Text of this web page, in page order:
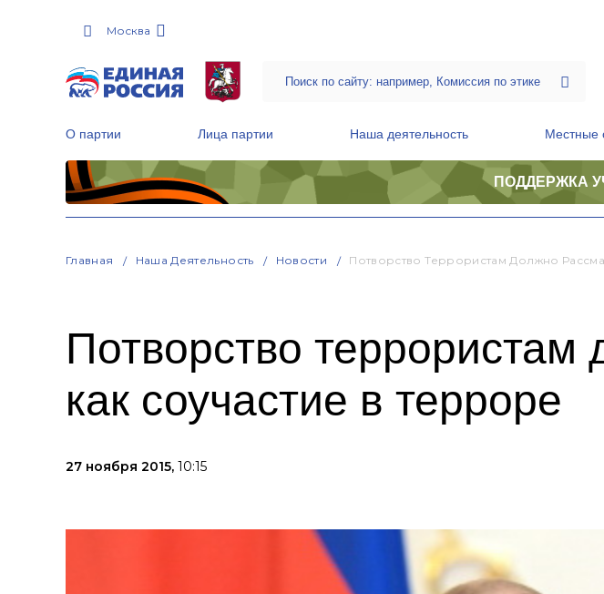
Москва
О партии Лица партии Наша деятельность Местные
ПОДДЕРЖКА
Главная Наша Деятельность Новости Потворство Террористам Должно
Потворство террористам
как соучастие в терроре
27 ноября 2015, 10:15